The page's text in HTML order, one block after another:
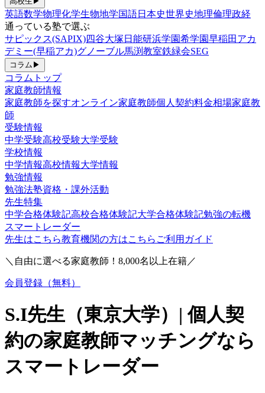
英語数学物理化学生物地学国語日本史世界史地理倫理政経
通っている塾で選ぶ
サピックス(SAPIX)四谷大塚 日能研浜学園希学園早稲田アカ
デミー(早稲アカ)グノーブル馬渕教室鉄緑会SEG
コラム ▶
コラムトップ
家庭教師情報
家庭教師を探すオンライン家庭教師個人契約料金相場家庭教
師
受験情報
中学受験高校受験大学受験
学校情報
中学情報高校情報大学情報
勉強情報
勉強法塾資格・課外活動
先生特集
中学合格体験記高校合格体験記大学合格体験記勉強の転機
スマートレーダー
先生はこちら教育機関の方はこちら ご利用ガイド
＼自由に選べる家庭教師！ 8,000名以上在籍／
会員登録（無料）
S.I先生（東京大学）| 個人契
約の家庭教師マッチングなら
スマートレーダー